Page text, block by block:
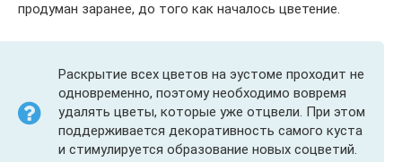
продуман заранее, до того как началось цветение.
Раскрытие всех цветов на эустоме проходит не
одновременно, поэтому необходимо вовремя
удалять цветы, которые уже отцвели. При этом
поддерживается декоративность самого куста
и стимулируется образование новых соцветий.